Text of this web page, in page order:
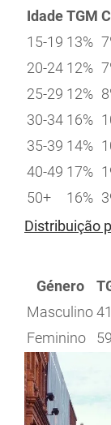
IdadeTGM
15-19 13%
20-24 12%
25-29 12%
30-34 16%
35-39 14%
40-49 17%
50+
16%
Distribuição
Género
Masculino
Feminino